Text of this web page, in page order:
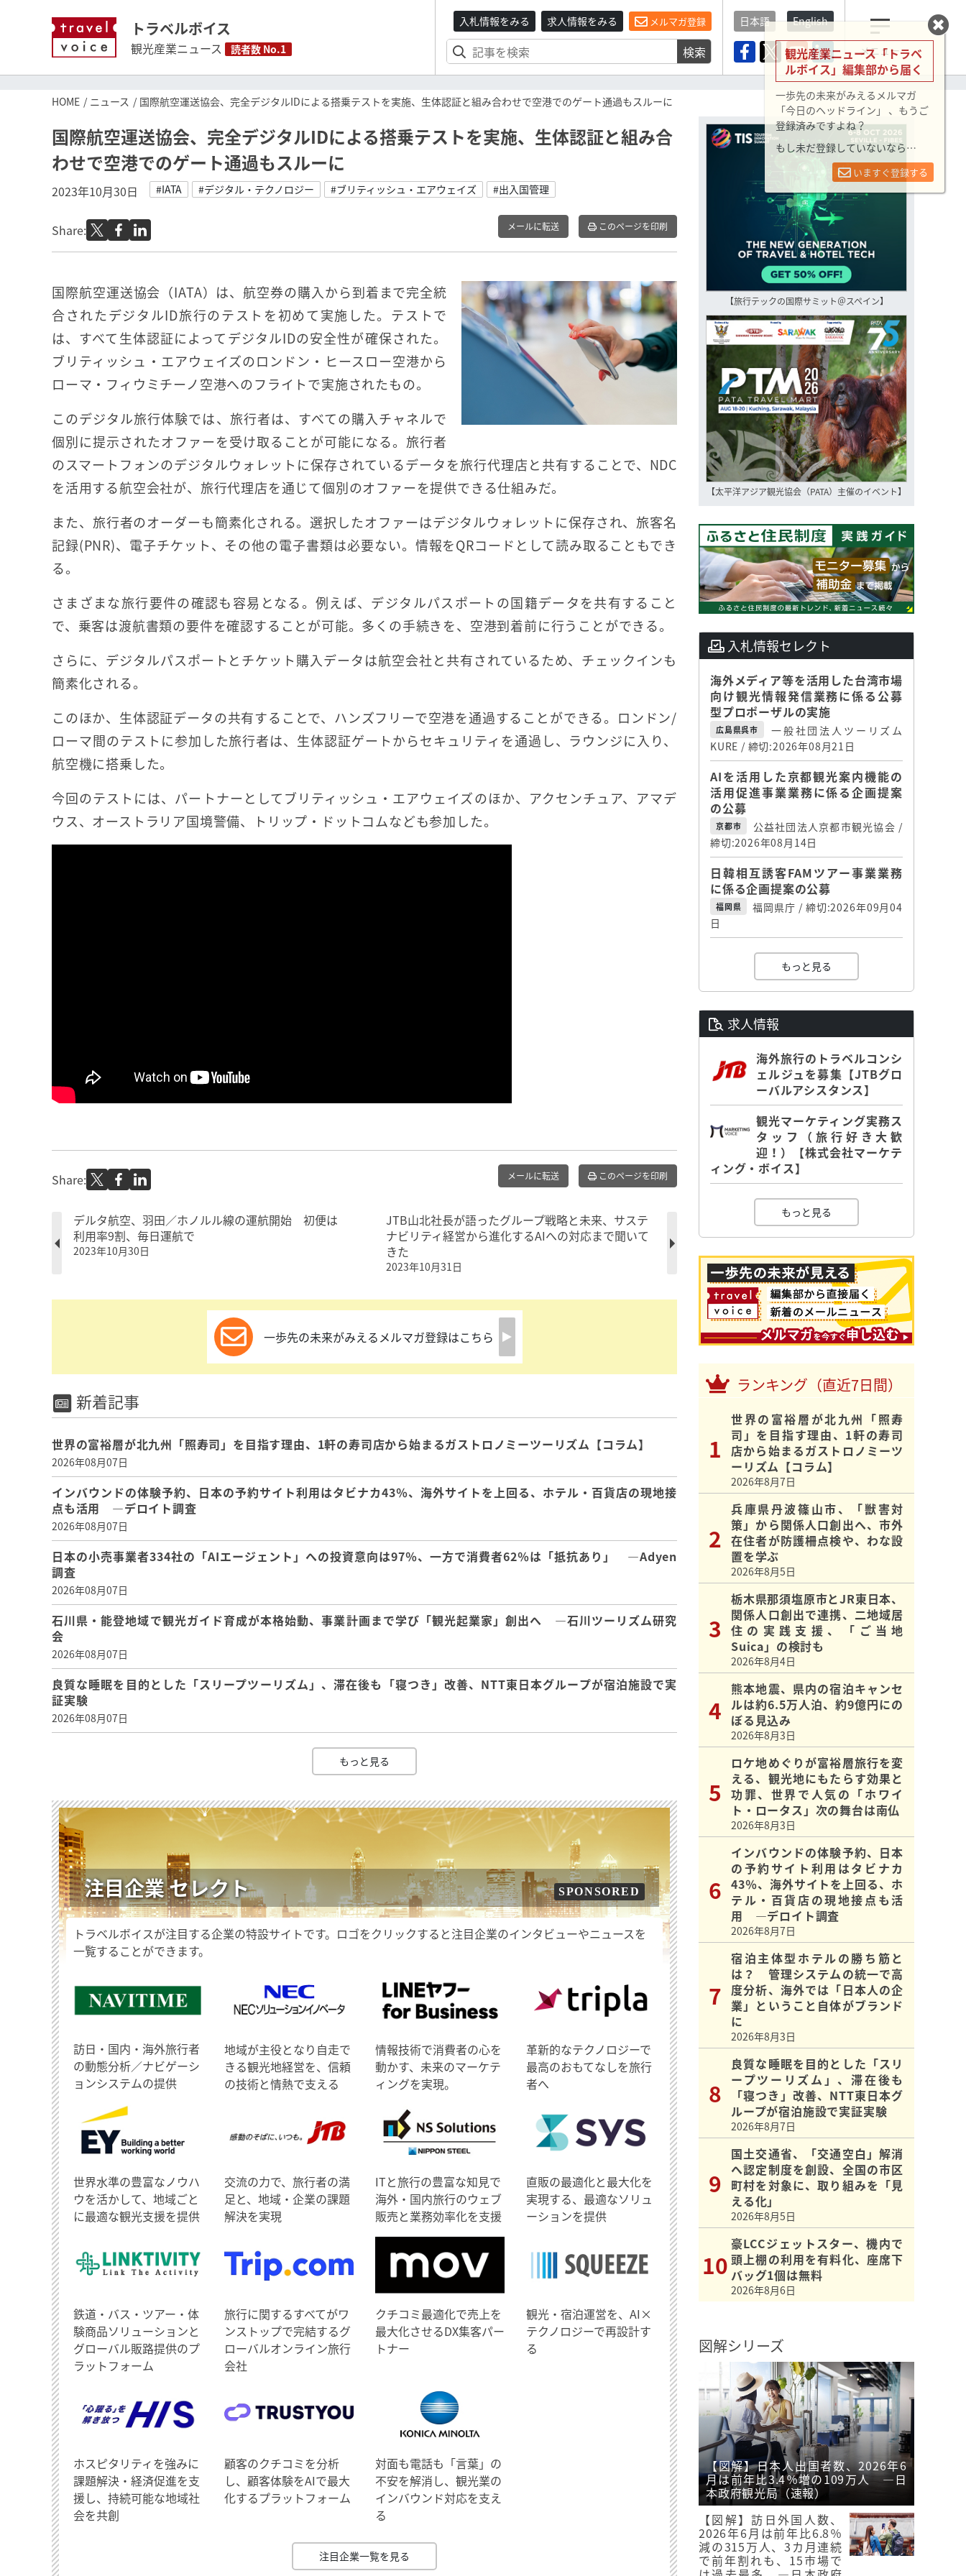
トラベルボイス
観光産業ニュース 読者数 No.1
入札情報をみる 求人情報をみる メルマガ登録
検索
日本語 English
メニュー
HOME ニュース 国際航空運送協会、完全デジタルIDによる搭乗テストを実施、生体認証と組み合わせで空港でのゲート通過もスルーに
国際航空運送協会、完全デジタルIDによる搭乗テストを実施、生体認証と組み合
わせで空港でのゲート通過もスルーに
2023年10月30日 #IATA #デジタル・テクノロジー #ブリティッシュ・エアウェイズ #出入国管理
Share: メールに転送 このページを印刷
国際航空運送協会（IATA）は、航空券の購入から到着まで完全統
合されたデジタルID旅行のテストを初めて実施した。テストで
は、すべて生体認証によってデジタルIDの安全性が確保された。
ブリティッシュ・エアウェイズのロンドン・ヒースロー空港から
ローマ・フィウミチーノ空港へのフライトで実施されたもの。
このデジタル旅行体験では、旅行者は、すべての購入チャネルで
個別に提示されたオファーを受け取ることが可能になる。旅行者
のスマートフォンのデジタルウォレットに保存されているデータを旅行代理店と共有することで、NDC
を活用する航空会社が、旅行代理店を通じて個別のオファーを提供できる仕組みだ。
また、旅行者のオーダーも簡素化される。選択したオファーはデジタルウォレットに保存され、旅客名
記録(PNR)、電子チケット、その他の電子書類は必要ない。情報をQRコードとして読み取ることもでき
る。
さまざまな旅行要件の確認も容易となる。例えば、デジタルパスポートの国籍データを共有すること
で、乗客は渡航書類の要件を確認することが可能。多くの手続きを、空港到着前に行うことができる。
さらに、デジタルパスポートとチケット購入データは航空会社と共有されているため、チェックインも
簡素化される。
このほか、生体認証データの共有することで、ハンズフリーで空港を通過することができる。ロンドン/
ローマ間のテストに参加した旅行者は、生体認証ゲートからセキュリティを通過し、ラウンジに入り、
航空機に搭乗した。
今回のテストには、パートナーとしてブリティッシュ・エアウェイズのほか、アクセンチュア、アマデ
ウス、オーストラリア国境警備、トリップ・ドットコムなども参加した。
Share: メールに転送 このページを印刷
デルタ航空、羽田／ホノルル線の運航開始 初便は
利用率9割、毎日運航で
2023年10月30日
JTB山北社長が語ったグループ戦略と未来、サステ
ナビリティ経営から進化するAIへの対応まで聞いて
きた
2023年10月31日
一歩先の未来がみえるメルマガ登録はこちら
新着記事
世界の富裕層が北九州「照寿司」を目指す理由、1軒の寿司店から始まるガストロノミーツーリズム【コラム】
2026年08月07日
インバウンドの体験予約、日本の予約サイト利用はタビナカ43％、海外サイトを上回る、ホテル・百貨店の現地接
点も活用 ―デロイト調査
2026年08月07日
日本の小売事業者334社の「AIエージェント」への投資意向は97％、一方で消費者62％は「抵抗あり」 ―Adyen
調査
2026年08月07日
石川県・能登地域で観光ガイド育成が本格始動、事業計画まで学び「観光起業家」創出へ ―石川ツーリズム研究
会
2026年08月07日
良質な睡眠を目的とした「スリープツーリズム」、滞在後も「寝つき」改善、NTT東日本グループが宿泊施設で実
証実験
2026年08月07日
もっと見る
注目企業 セレクト SPONSORED
トラベルボイスが注目する企業の特設サイトです。ロゴをクリックすると注目企業のインタビューやニュースを
一覧することができます。
訪日・国内・海外旅行者
の動態分析／ナビゲーシ
ョンシステムの提供
地域が主役となり自走で
きる観光地経営を、信頼
の技術と情熱で支える
情報技術で消費者の心を
動かす、未来のマーケテ
ィングを実現。
革新的なテクノロジーで
最高のおもてなしを旅行
者へ
世界水準の豊富なノウハ
ウを活かして、地域ごと
に最適な観光支援を提供
交流の力で、旅行者の満
足と、地域・企業の課題
解決を実現
ITと旅行の豊富な知見で
海外・国内旅行のウェブ
販売と業務効率化を支援
直販の最適化と最大化を
実現する、最適なソリュ
ーションを提供
鉄道・バス・ツアー・体
験商品ソリューションと
グローバル販路提供のプ
ラットフォーム
旅行に関するすべてがワ
ンストップで完結するグ
ローバルオンライン旅行
会社
クチコミ最適化で売上を
最大化させるDX集客パー
トナー
観光・宿泊運営を、AI×
テクノロジーで再設計す
る
ホスピタリティを強みに
課題解決・経済促進を支
援し、持続可能な地域社
会を共創
顧客のクチコミを分析
し、顧客体験をAIで最大
化するプラットフォーム
対面も電話も「言葉」の
不安を解消し、観光業の
インバウンド対応を支え
る
注目企業一覧を見る
【旅行テックの国際サミット＠スペイン】
【太平洋アジア観光協会（PATA）主催のイベント】
入札情報セレクト
海外メディア等を活用した台湾市場
向け観光情報発信業務に係る公募
型プロポーザルの実施
広島県呉市
一般社団法人ツーリズム
KURE / 締切:2026年08月21日
AIを活用した京都観光案内機能の
活用促進事業業務に係る企画提案
の公募
京都市
公益社団法人京都市観光協会 /
締切:2026年08月14日
日韓相互誘客FAMツアー事業業務
に係る企画提案の公募
福岡県
福岡県庁 / 締切:2026年09月04
日
もっと見る
求人情報
海外旅行のトラベルコンシ
ェルジュを募集【JTBグロ
ーバルアシスタンス】
観光マーケティング実務ス
タッフ（旅行好き大歓
迎！）【株式会社マーケテ
ィング・ボイス】
もっと見る
ランキング（直近7日間）
世界の富裕層が北九州「照寿
司」を目指す理由、1軒の寿司
店から始まるガストロノミーツ
ーリズム【コラム】
2026年8月7日
兵庫県丹波篠山市、「獣害対
策」から関係人口創出へ、市外
在住者が防護柵点検や、わな設
置を学ぶ
2026年8月5日
栃木県那須塩原市とJR東日本、
関係人口創出で連携、二地域居
住の実践支援、「ご当地
Suica」の検討も
2026年8月4日
熊本地震、県内の宿泊キャンセ
ルは約6.5万人泊、約9億円にの
ぼる見込み
2026年8月3日
ロケ地めぐりが富裕層旅行を変
える、観光地にもたらす効果と
功罪、世界で人気の「ホワイ
ト・ロータス」次の舞台は南仏
2026年8月3日
インバウンドの体験予約、日本
の予約サイト利用はタビナカ
43％、海外サイトを上回る、ホ
テル・百貨店の現地接点も活
用 ―デロイト調査
2026年8月7日
宿泊主体型ホテルの勝ち筋と
は？ 管理システムの統一で高
度分析、海外では「日本人の企
業」ということ自体がブランド
に
2026年8月3日
良質な睡眠を目的とした「スリ
ープツーリズム」、滞在後も
「寝つき」改善、NTT東日本グ
ループが宿泊施設で実証実験
2026年8月7日
国土交通省、「交通空白」解消
へ認定制度を創設、全国の市区
町村を対象に、取り組みを「見
える化」
2026年8月5日
豪LCCジェットスター、機内で
頭上棚の利用を有料化、座席下
バッグ1個は無料
2026年8月6日
図解シリーズ
【図解】日本人出国者数、2026年6
月は前年比3.4％増の109万人 ―日
本政府観光局（速報）
【図解】訪日外国人数、
2026年6月は前年比6.8％
減の315万人、3カ月連続
で前年割れも、15市場で
観光産業ニュース「トラベ
ルボイス」編集部から届く
一歩先の未来がみえるメルマガ
「今日のヘッドライン」 、もうご
登録済みですよね？
もし未だ登録していないなら…
いますぐ登録する